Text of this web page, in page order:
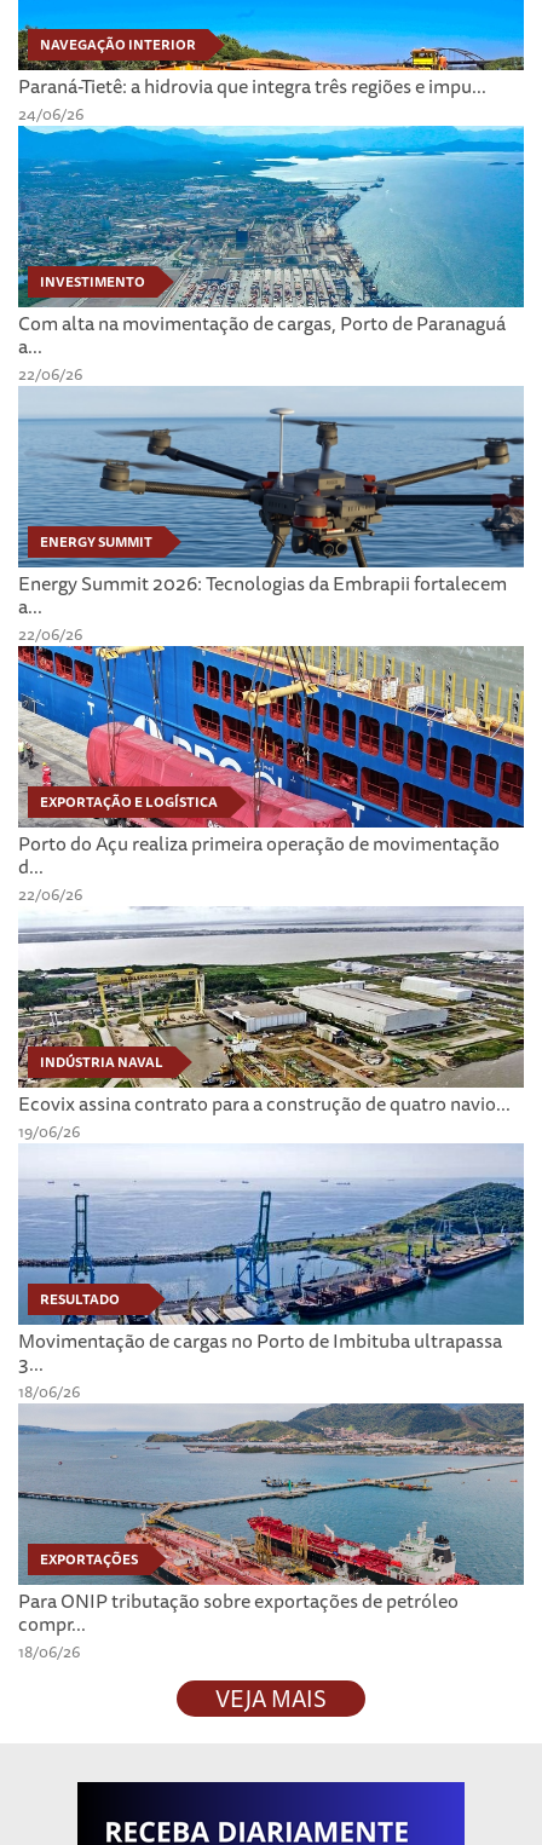
NAVEGAÇÃO INTERIOR
Paraná-Tietê: a hidrovia que integra três regiões e impu...
24/06/26
INVESTIMENTO
Com alta na movimentação de cargas, Porto de Paranaguá
a...
22/06/26
ENERGY SUMMIT
Energy Summit 2026: Tecnologias da Embrapii fortalecem
a...
22/06/26
EXPORTAÇÃO E LOGÍSTICA
Porto do Açu realiza primeira operação de movimentação
d...
22/06/26
INDÚSTRIA NAVAL
Ecovix assina contrato para a construção de quatro navio...
19/06/26
RESULTADO
Movimentação de cargas no Porto de Imbituba ultrapassa
3...
18/06/26
EXPORTAÇÕES
Para ONIP tributação sobre exportações de petróleo
compr...
18/06/26
VEJA MAIS